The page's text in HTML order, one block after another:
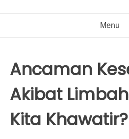
Menu
Ancaman
Akibat
Kita Khawatir?